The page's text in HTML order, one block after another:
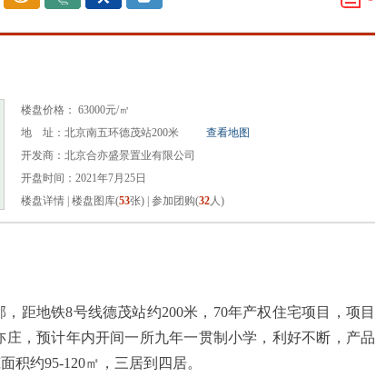
楼盘价格： 63000元/㎡
地 址：北京南五环德茂站200米
查看地图
开发商：北京合亦盛景置业有限公司
开盘时间：2021年7月25日
楼盘详情 楼盘图库(53张) 参加团购(32人)
距地铁8号线德茂站约200米，70年产权住宅项目，项目
庄，预计年内开间一所九年一贯制小学，利好不断，产品
积约95-120㎡，三居到四居。